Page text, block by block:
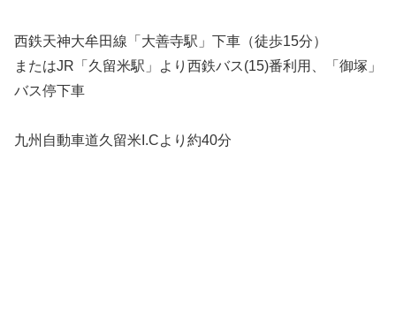
西鉄天神大牟田線「大善寺駅」下車（徒歩15分）
またはJR「久留米駅」より西鉄バス(15)番利用、「御塚」
バス停下車
九州自動車道久留米I.Cより約40分